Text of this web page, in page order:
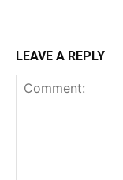
LEAVE A REPLY